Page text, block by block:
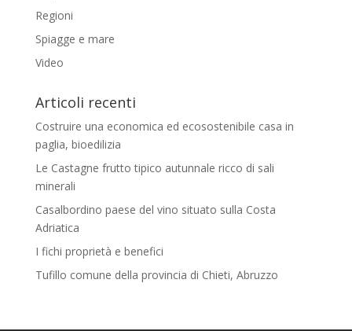
Regioni
Spiagge e mare
Video
Articoli recenti
Costruire una economica ed ecosostenibile casa in
paglia, bioedilizia
Le Castagne frutto tipico autunnale ricco di sali
minerali
Casalbordino paese del vino situato sulla Costa
Adriatica
I fichi proprietà e benefici
Tufillo comune della provincia di Chieti, Abruzzo